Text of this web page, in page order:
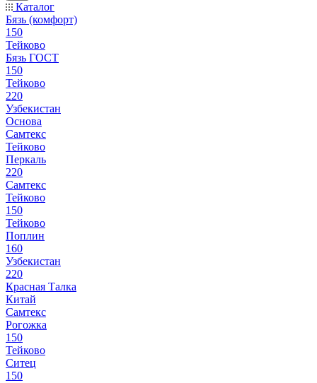
Каталог
Бязь (комфорт)
150
Тейково
Бязь ГОСТ
150
Тейково
220
Узбекистан
Основа
Самтекс
Тейково
Перкаль
220
Самтекс
Тейково
150
Тейково
Поплин
160
Узбекистан
220
Красная Талка
Китай
Самтекс
Рогожка
150
Тейково
Ситец
150